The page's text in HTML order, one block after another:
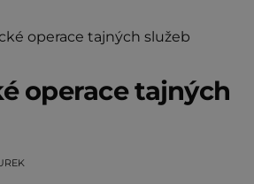
operace tajných služeb
operace tajných